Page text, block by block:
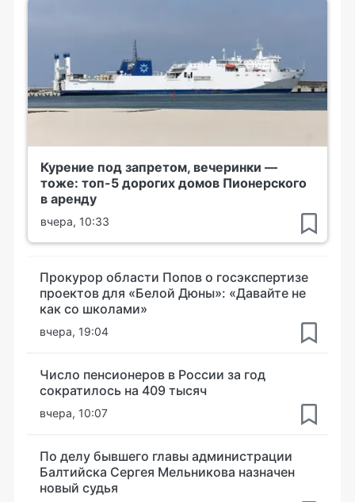
Курение под запретом, вечеринки —
тоже: топ-5 дорогих домов Пионерского
в аренду
вчера, 10:33
Прокурор области Попов о госэкспертизе
проектов для «Белой Дюны»: «Давайте не
как со школами»
вчера, 19:04
Число пенсионеров в России за год
сократилось на 409 тысяч
вчера, 10:07
По делу бывшего главы администрации
Балтийска Сергея Мельникова назначен
новый судья